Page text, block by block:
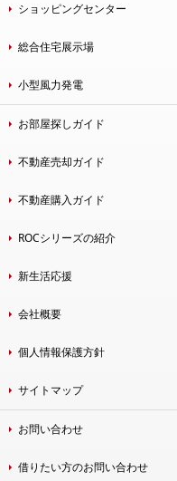
ショッピングセンター
総合住宅展示場
小型風力発電
お部屋探しガイド
不動産売却ガイド
不動産購入ガイド
ROCシリーズの紹介
新生活応援
会社概要
個人情報保護方針
サイトマップ
お問い合わせ
借りたい方のお問い合わせ